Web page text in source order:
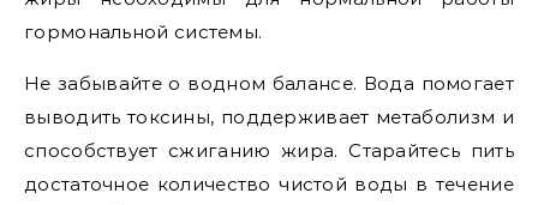
гормональной системы.
Не забывайте о водном балансе. Вода помогает
выводить токсины, поддерживает метаболизм и
способствует сжиганию жира. Старайтесь пить
достаточное количество чистой воды в течение